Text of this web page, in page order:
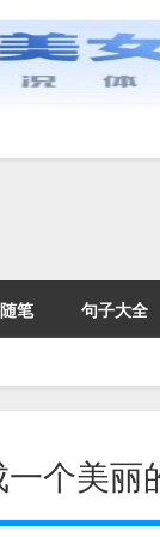
笔 句子大全
个美丽